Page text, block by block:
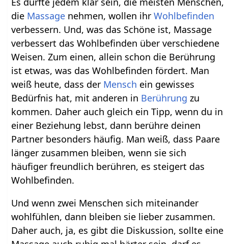
die Massage nehmen, wollen ihrWohlbefinden
verbessern. Und, was das Schöne ist, Massage
verbessert das Wohlbefinden über verschiedene
Weisen. Zum einen, allein schon die Berührung
ist etwas, was das Wohlbefinden fördert. Man
weiß heute, dass der Mensch ein gewisses
Bedürfnis hat, mit anderen in Berührung zu
kommen. Daher auch gleich ein Tipp, wenn du in
einer Beziehung lebst, dann berühre deinen
Partner besonders häufig. Man weiß, dass Paare
länger zusammen bleiben, wenn sie sich
häufiger freundlich berühren, es steigert das
Wohlbefinden.
Und wenn zwei Menschen sich miteinander
wohlfühlen, dann bleiben sie lieber zusammen.
Daher auch, ja, es gibt die Diskussion, sollte eine